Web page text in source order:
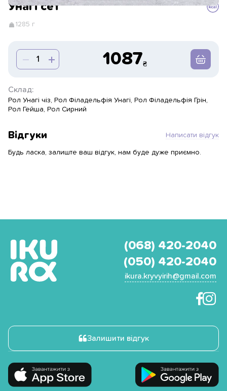
Унагі сет
1285 г
1087
Склад:
Рол Унагі чіз, Рол Філадельфія Унагі, Рол Філадельфія Грін,
Рол Гейша, Рол Сирний
Відгуки Написати відгук
Будь ласка, залиште ваш відгук, нам буде дуже приємно.
(068) 420-2040
(050) 420-2040
ikura.kryvyirih@gmail.com
Залишити відгук